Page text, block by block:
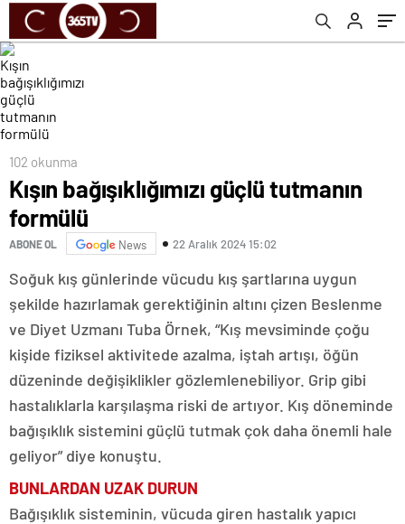
102 okunma
Kışın bağışıklığımızı güçlü tutmanın
formülü
ABONE OL News 22 Aralık 2024 15:02
Soğuk kış günlerinde vücudu kış şartlarına uygun
şekilde hazırlamak gerektiğinin altını çizen Beslenme
ve Diyet Uzmanı Tuba Örnek, “Kış mevsiminde çoğu
kişide fiziksel aktivitede azalma, iştah artışı, öğün
düzeninde değişiklikler gözlemlenebiliyor. Grip gibi
hastalıklarla karşılaşma riski de artıyor. Kış döneminde
bağışıklık sistemini güçlü tutmak çok daha önemli hale
geliyor” diye konuştu.
BUNLARDAN UZAK DURUN
Bağışıklık sisteminin, vücuda giren hastalık yapıcı